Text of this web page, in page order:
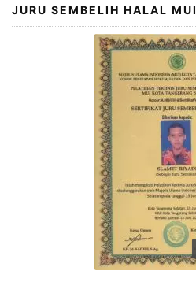
JURU SEMBELIH HALAL MUI